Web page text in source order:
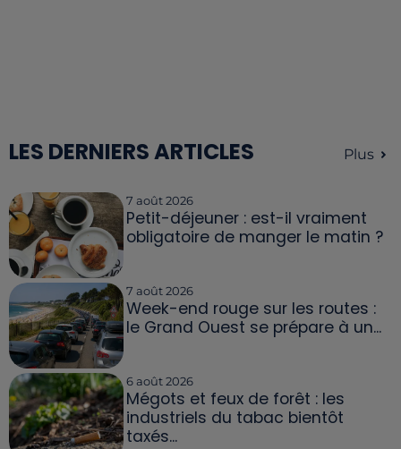
LES DERNIERS ARTICLES Plus
7 août 2026
Petit-déjeuner : est-il vraiment
obligatoire de manger le matin ?
7 août 2026
Week-end rouge sur les routes :
le Grand Ouest se prépare à un...
6 août 2026
Mégots et feux de forêt : les
industriels du tabac bientôt
taxés...